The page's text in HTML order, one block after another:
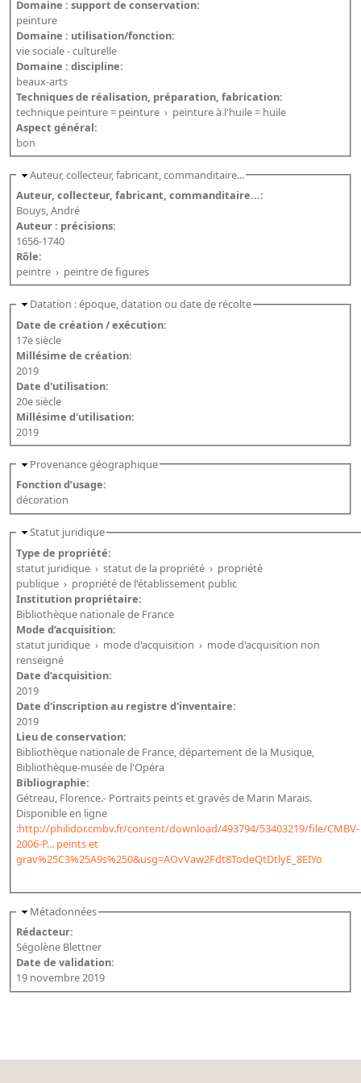
Dépôt de la Commission de récupération artistique
Appels
Appel à chercheurs : bourse Comité d’histoire de la BnF
Appel à projets
Faire une suggestion de recherche
Fournir un témoignage et/ou un document
Domaine : support de conservation:
peinture
Domaine : utilisation/fonction:
vie sociale - culturelle
Domaine : discipline:
beaux-arts
Techniques de réalisation, préparation, fabrication:
technique peinture = peinture › peinture à l'huile = huile
Aspect général:
bon
Auteur, collecteur, fabricant, commanditaire...
Auteur, collecteur, fabricant, commanditaire...:
Bouys, André
Auteur : précisions:
1656-1740
Rôle:
peintre › peintre de figures
Datation : époque, datation ou date de récolte
Date de création / exécution:
17e siècle
Millésime de création:
2019
Date d'utilisation:
20e siècle
Millésime d'utilisation:
2019
Provenance géographique
Fonction d’usage:
décoration
Statut juridique
Type de propriété:
statut juridique › statut de la propriété › propriété
publique › propriété de l'établissement public
Institution propriétaire:
Bibliothèque nationale de France
Mode d’acquisition:
statut juridique › mode d'acquisition › mode d'acquisition non
renseigné
Date d’acquisition:
2019
Date d'inscription au registre d'inventaire:
2019
Lieu de conservation:
Bibliothèque nationale de France, département de la Musique,
Bibliothèque-musée de l'Opéra
Bibliographie:
Gétreau, Florence.- Portraits peints et gravés de Marin Marais.
Disponible en ligne
:http://philidor.cmbv.fr/content/download/493794/53403219/file/CMBV-
2006-P... peints et
grav%25C3%25A9s%250&usg=AOvVaw2Fdt8TodeQtDtlyE_8EIYo
Métadonnées
Rédacteur:
Ségolène Blettner
Date de validation:
19 novembre 2019